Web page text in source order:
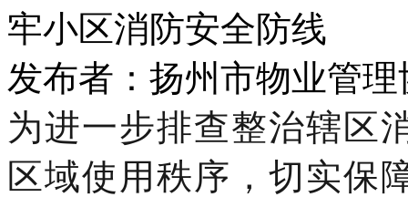
牢小区消防安全防线
发布者：扬州市物业管
为进一步排查整治辖区
区域使用秩序，切实保